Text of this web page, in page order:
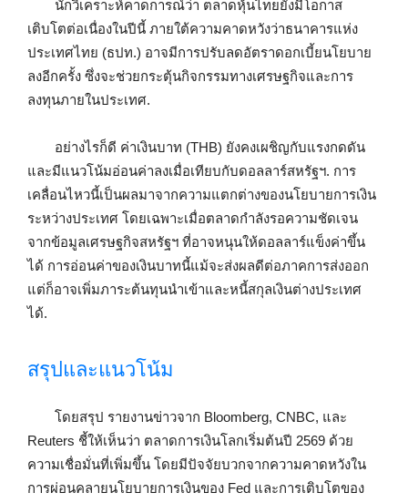
นักวิเคราะห์คาดการณ์ว่า ตลาดหุ้นไทยยังมีโอกาส
เติบโตต่อเนื่องในปีนี้ ภายใต้ความคาดหวังว่าธนาคารแห่ง
ประเทศไทย (ธปท.) อาจมีการปรับลดอัตราดอกเบี้ยนโยบาย
ลงอีกครั้ง ซึ่งจะช่วยกระตุ้นกิจกรรมทางเศรษฐกิจและการ
ลงทุนภายในประเทศ.
อย่างไรก็ดี ค่าเงินบาท (THB) ยังคงเผชิญกับแรงกดดัน
และมีแนวโน้มอ่อนค่าลงเมื่อเทียบกับดอลลาร์สหรัฐฯ. การ
เคลื่อนไหวนี้เป็นผลมาจากความแตกต่างของนโยบายการเงิน
ระหว่างประเทศ โดยเฉพาะเมื่อตลาดกำลังรอความชัดเจน
จากข้อมูลเศรษฐกิจสหรัฐฯ ที่อาจหนุนให้ดอลลาร์แข็งค่าขึ้น
ได้ การอ่อนค่าของเงินบาทนี้แม้จะส่งผลดีต่อภาคการส่งออก
แต่ก็อาจเพิ่มภาระต้นทุนนำเข้าและหนี้สกุลเงินต่างประเทศ
ได้.
สรุปและแนวโน้ม
โดยสรุป รายงานข่าวจาก Bloomberg, CNBC, และ
Reuters ชี้ให้เห็นว่า ตลาดการเงินโลกเริ่มต้นปี 2569 ด้วย
ความเชื่อมั่นที่เพิ่มขึ้น โดยมีปัจจัยบวกจากความคาดหวังใน
การผ่อนคลายนโยบายการเงินของ Fed และการเติบโตของ